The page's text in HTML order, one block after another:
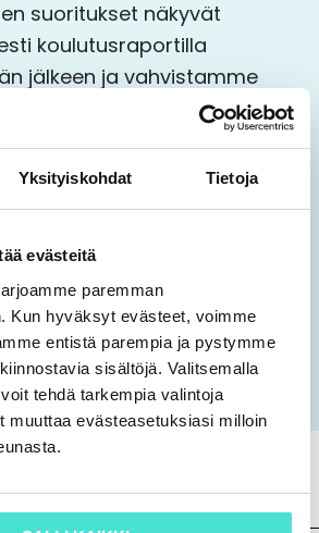
Yksityiskohdat Tietoja
evästeitä
paremman
Kun hyväksyt evästeet, voimme
entistä parempia ja pystymme
sisältöjä. Valitsemalla
tehdä tarkempia valintoja
muuttaa evästeasetuksiasi milloin
suoritukset näkyvät
koulutusraportilla
jälkeen ja vahvistamme
ota yhteyttä
muutoksiin